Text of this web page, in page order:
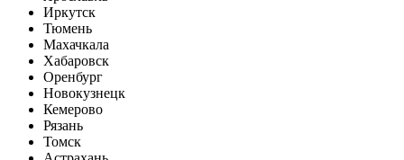
Иркутск
Тюмень
Махачкала
Хабаровск
Оренбург
Новокузнецк
Кемерово
Рязань
Томск